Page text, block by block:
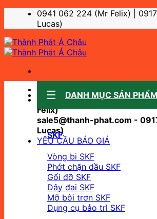
dung
0941 062 224 (Mr Felix) |
Lucas)
Sale support:
sale10@thanh-phat.com -
Felix)
sale5@thanh-phat.com -
Lucas)
YÊU CẦU BÁO GIÁ
DANH MỤC SẢN PHẨM
SKF
Vòng bi SKF
Phớt chặn dầu SKF
Gối đỡ SKF
Dây đai SKF
Mỡ bôi trơn SKF
Dụng cụ bảo trì SKF